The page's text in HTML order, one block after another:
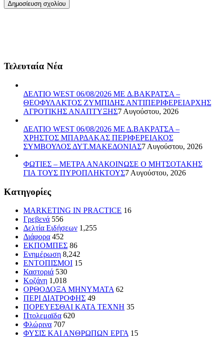
Τελευταία Νέα
ΔΕΛΤΙΟ WEST 06/08/2026 ME Δ.ΒΑΚΡΑΤΣΑ –
ΘΕΟΦΥΛΑΚΤΟΣ ΖΥΜΠΙΔΗΣ ΑΝΤΙΠΕΡΙΦΕΡΕΙΑΡΧΗΣ
ΑΓΡΟΤΙΚΗΣ ΑΝΑΠΤΥΞΗΣ7 Αυγούστου, 2026
ΔΕΛΤΙΟ WEST 06/08/2026 ΜΕ Δ.ΒΑΚΡΑΤΣΑ –
ΧΡΗΣΤΟΣ ΜΠΑΡΔΑΚΑΣ ΠΕΡΙΦΕΡΕΙΑΚΟΣ
ΣΥΜΒΟΥΛΟΣ ΔΥΤ.ΜΑΚΕΔΟΝΙΑΣ7 Αυγούστου, 2026
ΦΩΤΙΕΣ – ΜΕΤΡΑ ΑΝΑΚΟΙΝΩΣΕ Ο ΜΗΤΣΟΤΑΚΗΣ
ΓΙΑ ΤΟΥΣ ΠΥΡΟΠΛΗΚΤΟΥΣ7 Αυγούστου, 2026
Kατηγορίες
MARKETING IN PRACTICE 16
Γρεβενά 556
Δελτία Ειδήσεων 1,255
Διάφορα 452
ΕΚΠΟΜΠΕΣ 86
Ενημέρωση 8,242
ΕΝΤΟΠΙΣΜΟΙ 15
Καστοριά 530
Κοζάνη 1,018
ΟΡΘΟΔΟΞΑ ΜΗΝΥΜΑΤΑ 62
ΠΕΡΙ ΔΙΑΤΡΟΦΗΣ 49
ΠΟΡΕΥΕΣΘΑΙ ΚΑΤΑ ΤΕΧΝΗ 35
Πτολεμαϊδα 620
Φλώρινα 707
ΦΥΣΙΣ ΚΑΙ ΑΝΘΡΩΠΩΝ ΕΡΓΑ 15